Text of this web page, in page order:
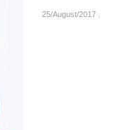
25/August/2017